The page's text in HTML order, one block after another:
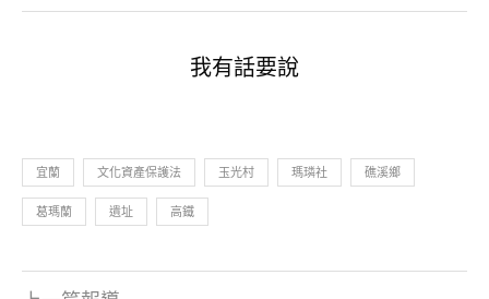
我有話要說
宜蘭 文化資產保護法 玉光村 瑪璘社 礁溪鄉
葛瑪蘭 遺址 高鐵